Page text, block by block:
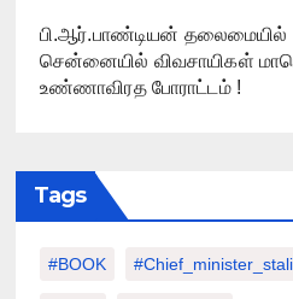
பி.ஆர்.பாண்டியன் தலைமையில்
சென்னையில் விவசாயிகள்
உண்ணாவிரத போராட்டம் !
Tags
#BOOK